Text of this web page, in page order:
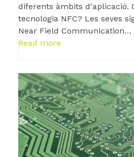
diferents àmbits d'aplicació.
tecnologia NFC? Les seves
Near Field Communication…
Read more